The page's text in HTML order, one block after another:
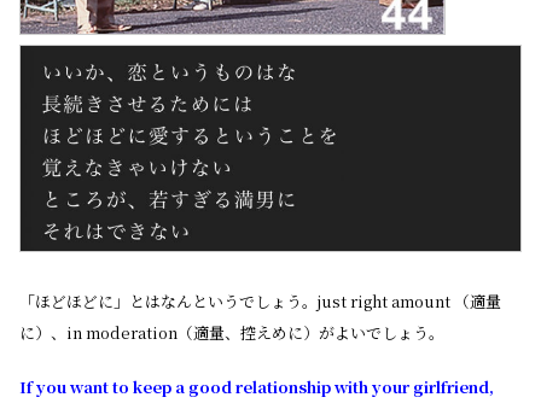
「ほどほどに」とはなんというでしょう。just right amount （適量
に）、in moderation（適量、控えめに）がよいでしょう。
If you want to keep a good relationship with your girlfriend,